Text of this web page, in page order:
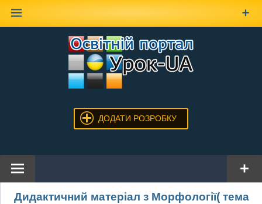
ДОДАТИ РОЗРОБКУ
Дидактичний матеріал з Морфології( тема